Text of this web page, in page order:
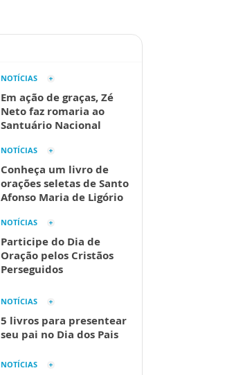
NOTÍCIAS
Em ação de graças, Zé
Neto faz romaria ao
Santuário Nacional
NOTÍCIAS
Conheça um livro de
orações seletas de Santo
Afonso Maria de Ligório
NOTÍCIAS
Participe do Dia de
Oração pelos Cristãos
Perseguidos
NOTÍCIAS
5 livros para presentear
seu pai no Dia dos Pais
NOTÍCIAS